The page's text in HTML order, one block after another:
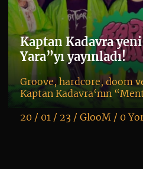
Kaptan Kadavra
Yara”yı yayınladı!
Groove, hardcore, doom
Kaptan Kadavra‘nın
20 / 01 / 23 / GlooM/ 0